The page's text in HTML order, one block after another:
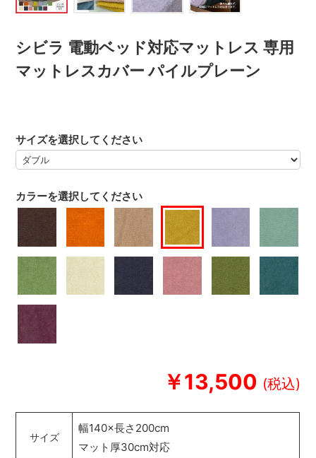
シビラ 電動ベッド対応マットレス 専用
マットレスカバー パイルプレーン
￥13,500
カラーを選択してください
サイズを選択してください
サイズ
幅140×長さ200cm
マット厚30cm対応